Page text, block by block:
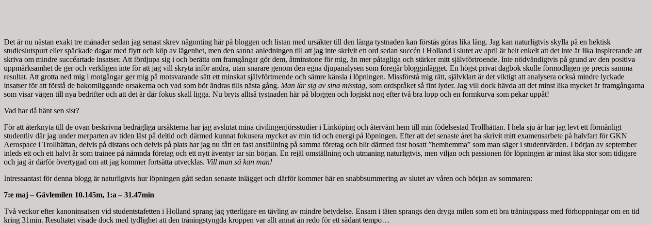
Det är nu nästan exakt tre månader sedan jag senast skrev någonting här på bloggen och listan med ursäkter till den långa tystnaden kan förstås göras lika lång. Jag kan naturligtvis skylla på en hektisk
studieslutspurt eller späckade dagar med flytt och köp av lägenhet, men den sanna anledningen till att jag inte skrivit ett ord sedan succén i Holland i slutet av april är helt enkelt att det inte är lika inspirerande att
skriva om mindre succéartade insatser. Att fördjupa sig i och berätta om framgångar gör dem, åtminstone för mig, än mer påtagliga och stärker mitt självförtroende. Inte nödvändigtvis på grund av den positiva
uppmärksamhet de ger och verkligen inte för att jag vill skryta inför andra, utan snarare genom den egna djupanalysen som föregår blogginlägget. En högst privat dagbok skulle förmodligen ge precis samma
resultat. Att grotta ned mig i motgångar ger mig på motsvarande sätt ett minskat självförtroende och sämre känsla i löpningen. Missförstå mig rätt, självklart är det viktigt att analysera också mindre lyckade
insatser för att förstå de bakomliggande orsakerna och vad som bör ändras tills nästa gång. Man lär sig av sina misstag, som ordspråket så fint lyder. Jag vill dock hävda att det minst lika mycket är framgångarna
som visar vägen till nya bedrifter och att det är där fokus skall ligga. Nu bryts alltså tystnaden här på bloggen och logiskt nog efter två bra lopp och en formkurva som pekar uppåt!
Vad har då hänt sen sist?
För att återknyta till de ovan beskrivna bedrägliga ursäkterna har jag avslutat mina civilingenjörsstudier i Linköping och återvänt hem till min födelsestad Trollhättan. I hela sju år har jag levt ett förmånligt
studentliv där jag under merparten av tiden läst på deltid och därmed kunnat fokusera mycket av min tid och energi på löpningen. Efter att det senaste året ha skrivit mitt examensarbete på halvfart för GKN
Aerospace i Trollhättan, delvis på distans och delvis på plats har jag nu fått en fast anställning på samma företag och blir därmed fast bosatt ”hemhemma” som man säger i studentvärden. I början av september
inleds ett och ett halvt år som trainee på nämnda företag och ett nytt äventyr tar sin början. En rejäl omställning och utmaning naturligtvis, men viljan och passionen för löpningen är minst lika stor som tidigare
och jag är därför övertygad om att jag kommer fortsätta utvecklas. Vill man så kan man!
Intressantast för denna blogg är naturligtvis hur löpningen gått sedan senaste inlägget och därför kommer här en snabbsummering av slutet av våren och början av sommaren:
7:e maj – Gävlemilen 10.145m, 1:a – 31.47min
Två veckor efter kanoninsatsen vid studentstafetten i Holland sprang jag ytterligare en tävling av mindre betydelse. Ensam i täten sprangs den dryga milen som ett bra träningspass med förhoppningar om en tid
kring 31min. Resultatet visade dock med tydlighet att den träningstyngda kroppen var allt annat än redo för ett sådant tempo…